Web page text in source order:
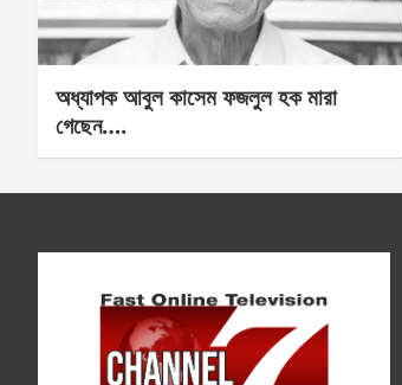
অধ্যাপক আবুল কাসেম ফজলুল হক মারা
গেছেন….